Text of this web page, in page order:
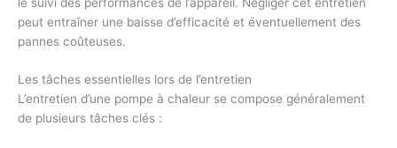
peut entraîner une baisse d’efficacité et éventuellement des
pannes coûteuses.
Les tâches essentielles lors de l’entretien
L’entretien d’une pompe à chaleur se compose généralement
de plusieurs tâches clés :